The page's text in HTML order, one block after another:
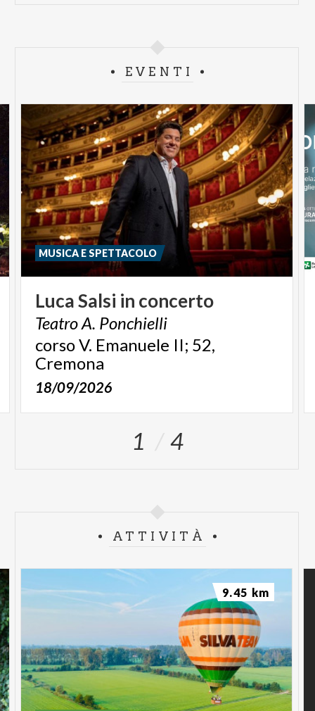
EVENTI
LucaSalsi in concerto
TeatroA. Ponchielli
corso V. Emanuele II; 52,
Cremona
18/09/2026
MUSICA E SPETTACOLO
1 4
ATTIVITÀ
9.45 km